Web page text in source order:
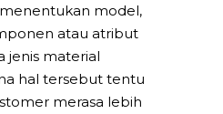
model,
atau atribut
jenis material
hal tersebut tentu
merasa lebih